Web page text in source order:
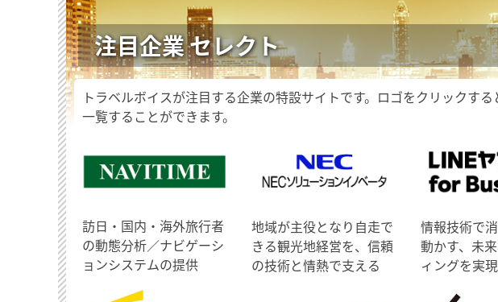
注目企業 セレクト
トラベルボイスが注目する企業の特設サイトです。ロゴをクリックす
一覧することができます。
訪日・国内・海外旅行者
の動態分析／ナビゲーシ
ョンシステムの提供
地域が主役となり自走で
きる観光地経営を、信頼
の技術と情熱で支える
情報技術で
動かす、未
ィングを実現